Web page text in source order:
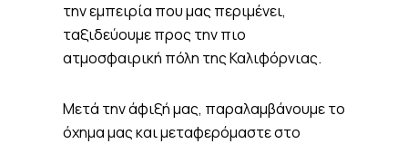
την εμπειρία που μας περιμένει,
ταξιδεύουμε προς την πιο
ατμοσφαιρική πόλη της Καλιφόρνιας.
Μετά την άφιξή μας, παραλαμβάνουμε το
όχημα μας και μεταφερόμαστε στο